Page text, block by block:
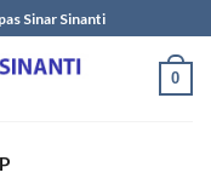
Sinar Sinanti
0